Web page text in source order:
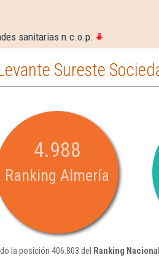
sanitarias n.c.o.p.
Sureste
4.988
Ranking Almería
la posición 406.803 del Ranking